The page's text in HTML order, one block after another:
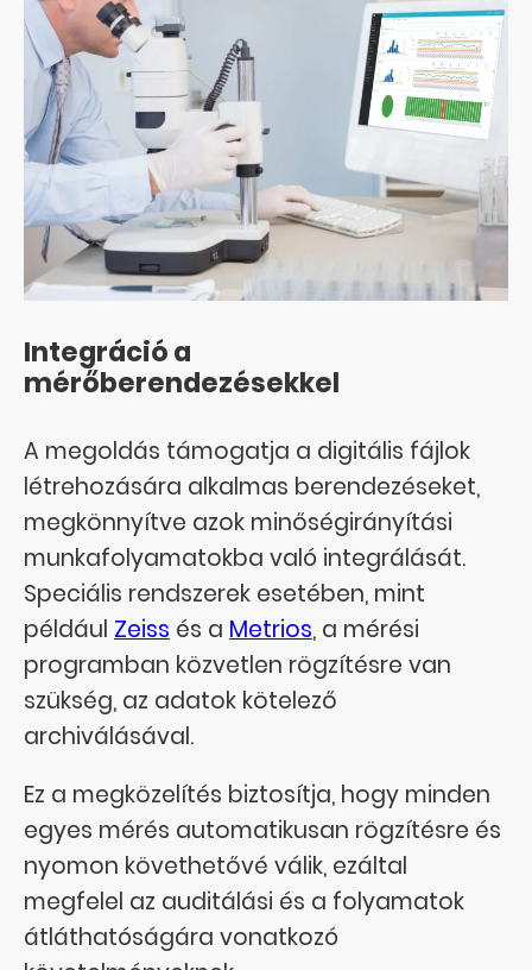
Integráció a
mérőberendezésekkel
A megoldás támogatja a digitális fájlok
létrehozására alkalmas berendezéseket,
megkönnyítve azok minőségirányítási
munkafolyamatokba való integrálását.
Speciális rendszerek esetében, mint
például Zeiss és a Metrios, a mérési
programban közvetlen rögzítésre van
szükség, az adatok kötelező
archiválásával.
Ez a megközelítés biztosítja, hogy minden
egyes mérés automatikusan rögzítésre és
nyomon követhetővé válik, ezáltal
megfelel az auditálási és a folyamatok
átláthatóságára vonatkozó